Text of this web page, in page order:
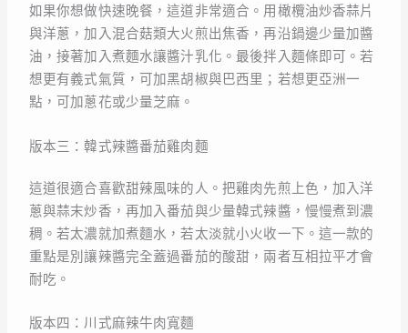
如果你想做快速晚餐，這道非常適合。用橄欖油炒香蒜片
與洋蔥，加入混合菇類大火煎出焦香，再沿鍋邊少量加醬
油，接著加入煮麵水讓醬汁乳化。最後拌入麵條即可。若
想更有義式氣質，可加黑胡椒與巴西里；若想更亞洲一
點，可加蔥花或少量芝麻。
版本三：韓式辣醬番茄雞肉麵
這道很適合喜歡甜辣風味的人。把雞肉先煎上色，加入洋
蔥與蒜末炒香，再加入番茄與少量韓式辣醬，慢慢煮到濃
稠。若太濃就加煮麵水，若太淡就小火收一下。這一款的
重點是別讓辣醬完全蓋過番茄的酸甜，兩者互相拉平才會
耐吃。
版本四：川式麻辣牛肉寬麵